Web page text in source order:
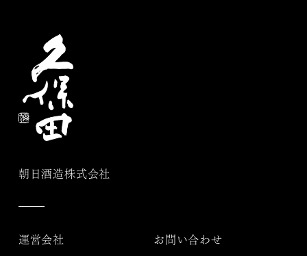
朝日酒造株式会社
運営会社 お問い合わせ